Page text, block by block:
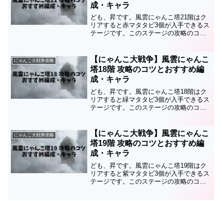
成・キャラ
ども、昇です。風雲にゃんこ塔21階はク
リアすると赤マタタビ3個が入手できるス
テージです。このステージの攻略のコツ
みてください。攻略のコツレッドサイク
ロンのステータスと対...
にゃんこ大戦争攻略
【にゃんこ大戦争】風雲にゃんこ
塔18階 攻略のコツとおすすめ編
成・キャラ
ども、昇です。風雲にゃんこ塔18階はク
リアすると緑マタタビ3個が入手できるス
テージです。このステージの攻略のコツ
みてください。攻略のコツ墓手太郎のス
テータスと対策ボスで...
にゃんこ大戦争攻略
【にゃんこ大戦争】風雲にゃんこ
塔19階 攻略のコツとおすすめ編
成・キャラ
ども、昇です。風雲にゃんこ塔19階はク
リアすると紫マタタビ3個が入手できるス
テージです。このステージの攻略のコツ